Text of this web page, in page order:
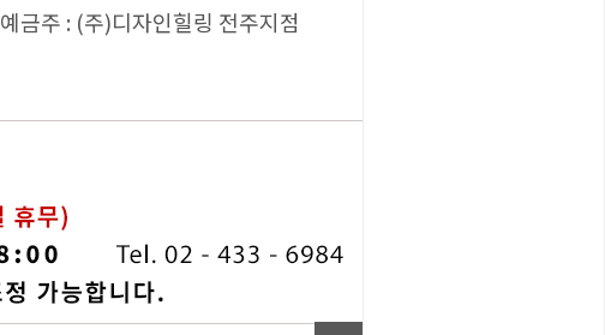
예금주 : (주)디자인힐링 전주지점